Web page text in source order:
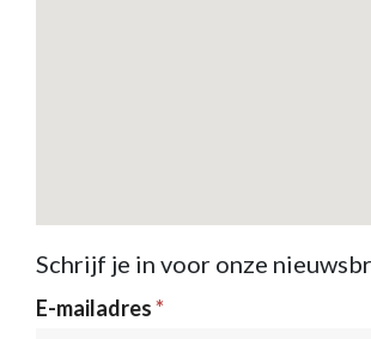
Schrijf je in voor onze
Nieuwsbrief
E-mailadres*